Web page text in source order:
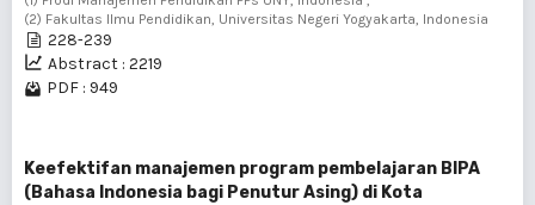
(2) Fakultas Ilmu Pendidikan, Universitas Negeri Yogyakarta, Indonesia
228-239
Abstract : 2219
PDF : 949
Keefektifan manajemen program pembelajaran BIPA
(Bahasa Indonesia bagi Penutur Asing) di Kota